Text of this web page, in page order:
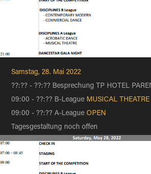
Samstag, 28. Mai 2022
??:?? - ??:?? Besprechung TP HOTEL
09:00 - ??:?? B-League MUSICAL THEATRE
09:00 - ??:?? A-LeagueOPEN
Tagesgestaltung noch offen​​​​​​​